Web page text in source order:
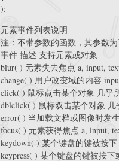
);
元素事件列表说明
注：不带参数的函数，其参数为
事件 描述 支持元素或对象
blur( ) 元素失去焦点 a, input,
change( ) 用户改变域的内容
click( ) 鼠标点击某个对象 几乎
dblclick( ) 鼠标双击某个对象 几
error( ) 当加载文档或图像时发
focus( ) 元素获得焦点 a, input,
keydown( ) 某个键盘的键被按
keypress( ) 某个键盘的键被按